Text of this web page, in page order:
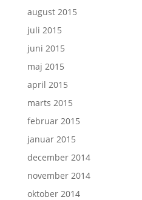
august 2015
juli 2015
juni 2015
maj 2015
april 2015
marts 2015
februar 2015
januar 2015
december 2014
november 2014
oktober 2014